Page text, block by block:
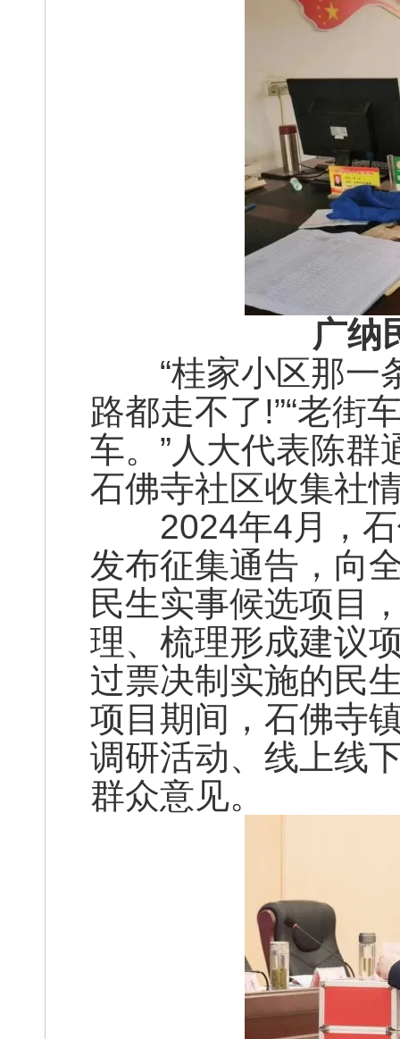
广纳
“桂家小区那一
路都走不了!”“老街
车。”人大代表陈群
石佛寺社区收集社
2024年4月，石
发布征集通告，向
民生实事候选项目
理、梳理形成建议
过票决制实施的民
项目期间，石佛寺
调研活动、线上线
群众意见。